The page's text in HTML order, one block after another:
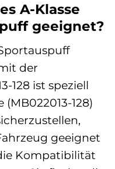
A-Klasse
geeignet?
der
128 ist speziell
128)
geeignet
Kompatibilität